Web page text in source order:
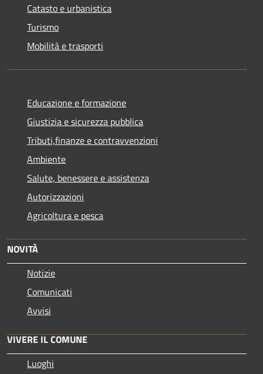
Catasto e urbanistica
Turismo
Mobilità e trasporti
Educazione e formazione
Giustizia e sicurezza pubblica
Tributi,finanze e contravvenzioni
Ambiente
Salute, benessere e assistenza
Autorizzazioni
Agricoltura e pesca
NOVITÀ
Notizie
Comunicati
Avvisi
VIVERE IL COMUNE
Luoghi